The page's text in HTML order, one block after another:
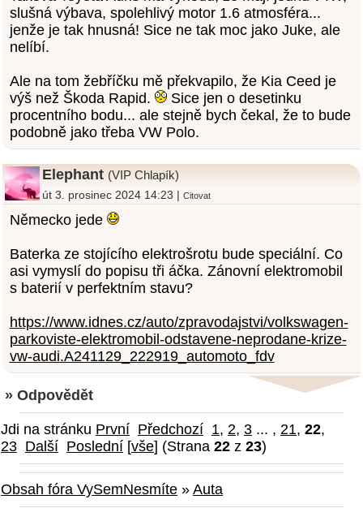
slušná výbava, spolehlivý motor 1.6 atmosféra...
jenže je tak hnusná! Sice ne tak moc jako Juke, ale
nelíbí.
Ale na tom žebříčku mě překvapilo, že Kia Ceed je
výš než Škoda Rapid.
Sice jen o desetinku
procentního bodu... ale stejně bych čekal, že to bude
podobně jako třeba VW Polo.
Elephant (VIP Chlapík)
út 3. prosinec 2024 14:23 |Citovat
Německo jede
Baterka ze stojícího elektrošrotu bude speciální. Co
asi vymyslí do popisu tři áčka. Zánovní elektromobil
s baterií v perfektním stavu?
https://www.idnes.cz/auto/zpravodajstvi/volkswagen-
parkoviste-elektromobil-odstavene-neprodane-krize-
vw-audi.A241129_222919_automoto_fdv
» Odpovědět
Jdi na stránku První Předchozí 1, 2, 3 ... , 21, 22,
23 Další Poslední [vše] (Strana 22 z 23)
Obsah fóra VySemNesmíte » Auta